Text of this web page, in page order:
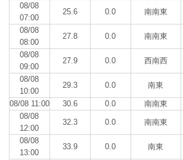
08/08
07:00
25.6 0.0 南南東
08/08
08:00
27.8 0.0 南南東
08/08
09:00
27.9 0.0 西南西
08/08
10:00
29.3 0.0 南東
08/08 11:00 30.6 0.0 南南東
08/08
12:00
32.3 0.0 南南東
08/08
13:00
33.9 0.0 南東